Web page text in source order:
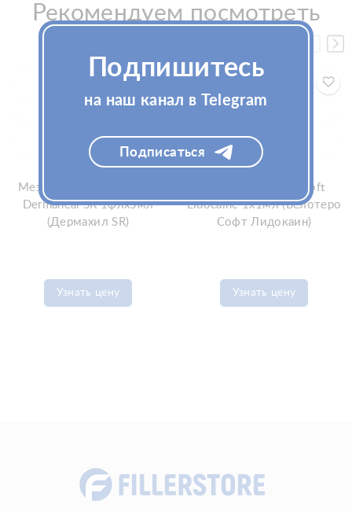
Рекомендуем посмотреть
Мезококтейль для лица
Dermaheal SR 1флx5мл
(Дермахил SR)
Узнать цену
Филлер Belotero Soft
Lidocaine 1x1мл (Белотеро
Софт Лидокаин)
Узнать цену
Подпишитесь
на наш канал в Telegram
Подписаться